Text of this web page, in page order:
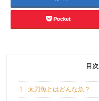
Pocket
目次
1 太刀魚とはどんな魚？